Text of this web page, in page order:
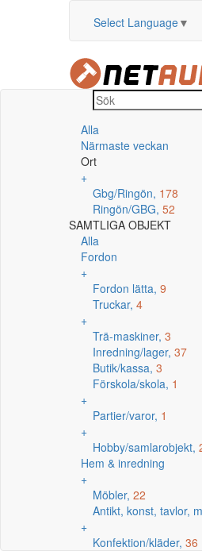
Select Language▼
Alla
Närmaste veckan
Ort
+
Gbg/Ringön, 178
Ringön/GBG, 52
SAMTLIGA OBJEKT
Alla
Fordon
+
Fordon lätta, 9
Truckar, 4
+
Trä-maskiner, 3
Inredning/lager, 37
Butik/kassa, 3
Förskola/skola, 1
+
Partier/varor, 1
+
Hobby/samlarobjekt,
Hem & inredning
+
Möbler, 22
Antikt, konst, tavlor,
+
Konfektion/kläder, 36